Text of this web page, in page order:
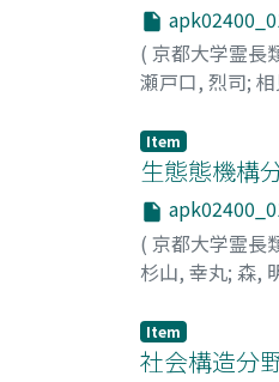
( 京都大学霊長
瀬戸口, 烈司;
Item
生態態機構
( 京都大学霊長
杉山, 幸丸; 森,
Item
社会構造分